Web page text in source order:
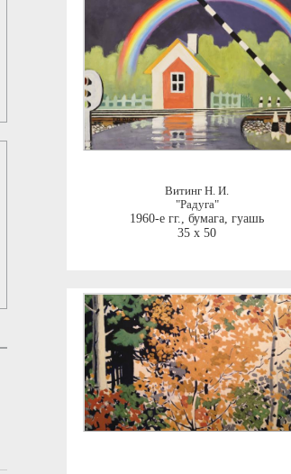
Витинг Н. И.
"Радуга"
1960-е гг., бумага, гуашь
35 x 50